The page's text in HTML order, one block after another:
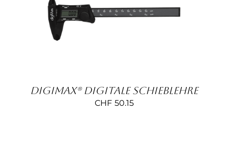
IN DEN WARENKORB
DigiMax® Digitale Schieblehre
CHF 50.15